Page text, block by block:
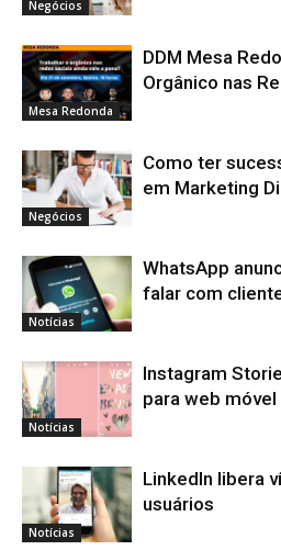
Negócios
Mesa Redonda
DDM Mesa
Orgânico nas
Negócios
Como ter
em Marketing
Notícias
WhatsApp
falar com
Notícias
Instagram
para web móvel
Notícias
LinkedIn libera
usuários